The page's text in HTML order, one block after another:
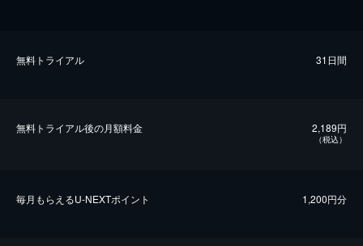
無料トライアル 31日間
無料トライアル後の⽉額料金 2,189円
（税込）
毎⽉もらえるU-NEXTポイント 1,200円分